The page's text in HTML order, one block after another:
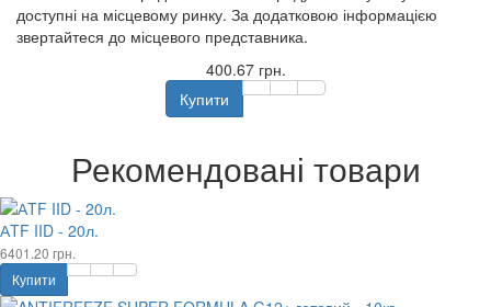
доступні на місцевому ринку. За додатковою інформацією
звертайтеся до місцевого представника.
400.67 грн.
Купити
Рекомендовані товари
АTF IID - 20л.
6401.20 грн.
Купити